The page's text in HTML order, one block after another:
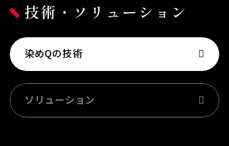
技術・ソリューション
染めQの技術
ソリューション